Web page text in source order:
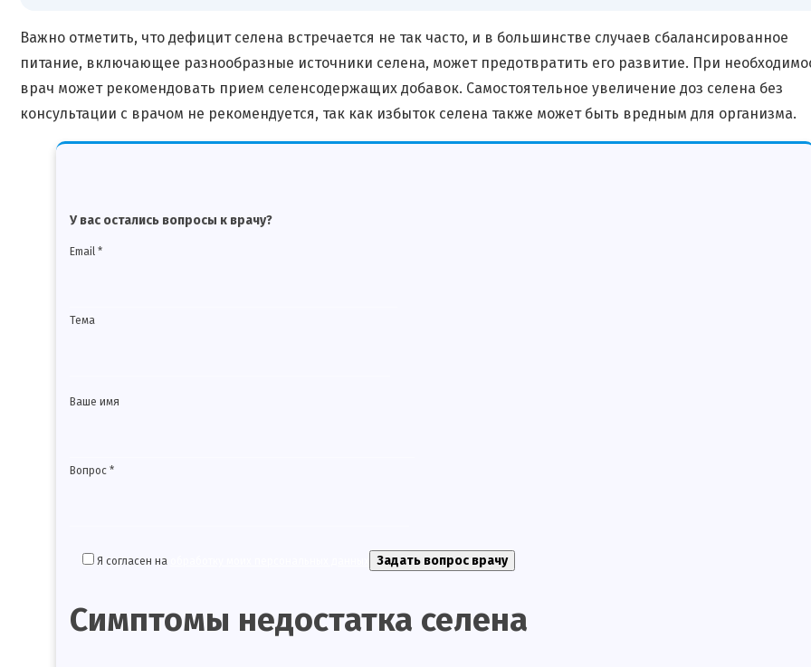
Важно отметить, что дефицит селена встречается не так часто, и в большинстве случаев сбалансированное
питание, включающее разнообразные источники селена, может предотвратить его развитие. При
врач может рекомендовать прием селенсодержащих добавок. Самостоятельное увеличение доз селена без
консультации с врачом не рекомендуется, так как избыток селена также может быть вредным для организма.
У вас остались вопросы к врачу?
Email *
Тема
Ваше имя
Вопрос *
Я согласен на
Симптомы недостатка селена